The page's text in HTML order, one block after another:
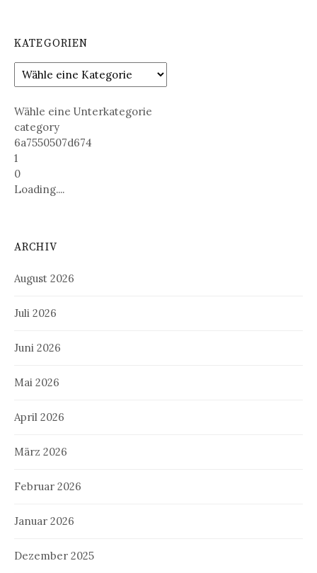
KATEGORIEN
Wähle eine Unterkategorie
category
6a7550507d674
1
0
Loading....
ARCHIV
August 2026
Juli 2026
Juni 2026
Mai 2026
April 2026
März 2026
Februar 2026
Januar 2026
Dezember 2025